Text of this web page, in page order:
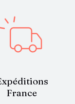
France